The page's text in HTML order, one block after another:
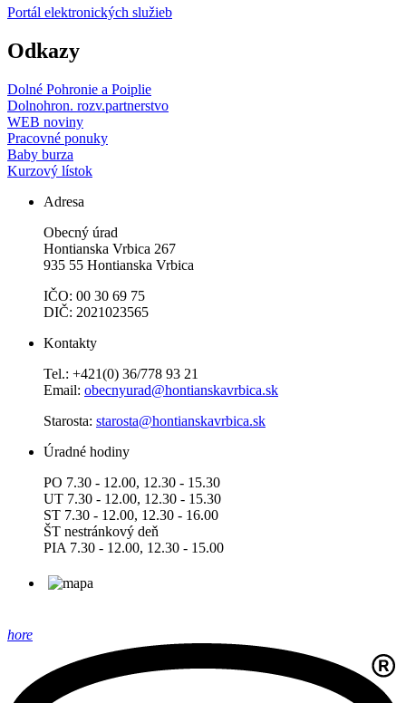
Portál elektronických služieb
Odkazy
Dolné Pohronie a Poiplie
Dolnohron. rozv.partnerstvo
WEB noviny
Pracovné ponuky
Baby burza
Kurzový lístok
Adresa
Obecný úrad
Hontianska Vrbica 267
935 55 Hontianska Vrbica
IČO: 00 30 69 75
DIČ: 2021023565
Kontakty
Tel.: +421(0) 36/778 93 21
Email: obecnyurad@hontianskavrbica.sk
Starosta: starosta@hontianskavrbica.sk
Úradné hodiny
PO 7.30 - 12.00, 12.30 - 15.30
UT 7.30 - 12.00, 12.30 - 15.30
ST 7.30 - 12.00, 12.30 - 16.00
ŠT nestránkový deň
PIA 7.30 - 12.00, 12.30 - 15.00
hore